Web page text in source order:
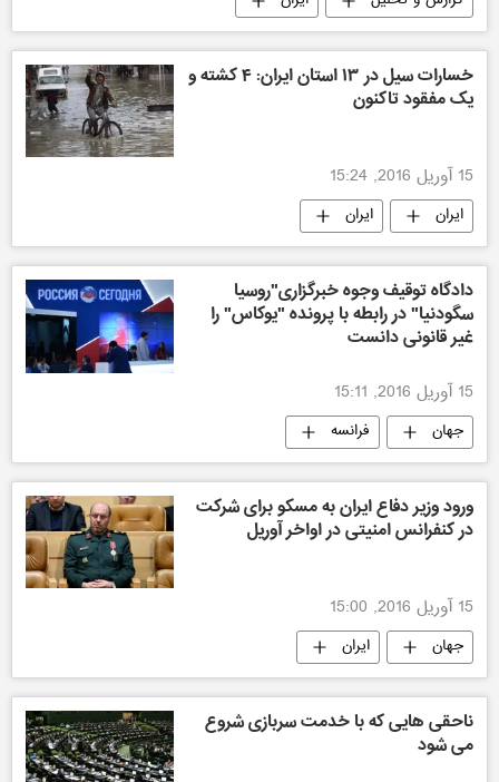
تکنولوژی نظامی
خسارات سیل در ۱۳ استان ایران: ۴ کشته و
یک مفقود تاکنون
15 آوریل 2016, 15:24
ایران ایران
دادگاه توقیف وجوه خبرگزاری"روسیا
سگودنیا" در رابطه با پرونده "یوکاس" را
غیر قانونی دانست
15 آوریل 2016, 15:11
جهان فرانسه
ورود وزیر دفاع ایران به مسکو برای شرکت
در کنفرانس امنیتی در اواخر آوریل
15 آوریل 2016, 15:00
جهان ایران
ناحقی هایی که با خدمت سربازی شروع
می شود